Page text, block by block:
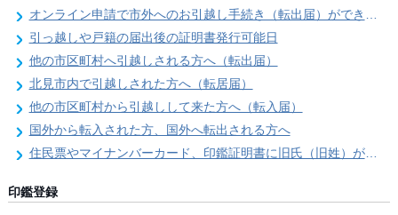
オンライン申請で市外へのお引越し手続き（転出届）ができます
引っ越しや戸籍の届出後の証明書発行可能日
他の市区町村へ引越しされる方へ（転出届）
北見市内で引越しされた方へ（転居届）
他の市区町村から引越しして来た方へ（転入届）
国外から転入された方、国外へ転出される方へ
住民票やマイナンバーカード、印鑑証明書に旧氏（旧姓）が併記できるようになりました！
印鑑登録